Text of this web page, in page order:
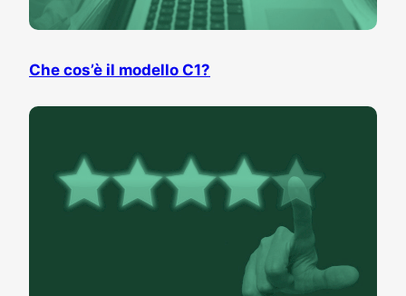
Che cos’è il modello C1?